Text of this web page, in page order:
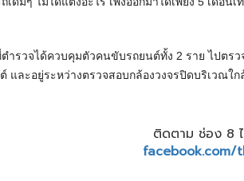
ตำรวจได้ควบคุมตัวคนขับรถยนต์ทั้ง 2 ราย ไปต
และอยู่ระหว่างตรวจสอบกล้องวงจรปิดบริเวณใก
ติดตาม ช่อง 8
facebook.com/